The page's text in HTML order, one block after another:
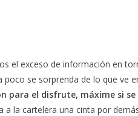
el exceso de información en
poco se sorprenda de lo que ve
para el disfrute, máxime si
a la cartelera una cinta por